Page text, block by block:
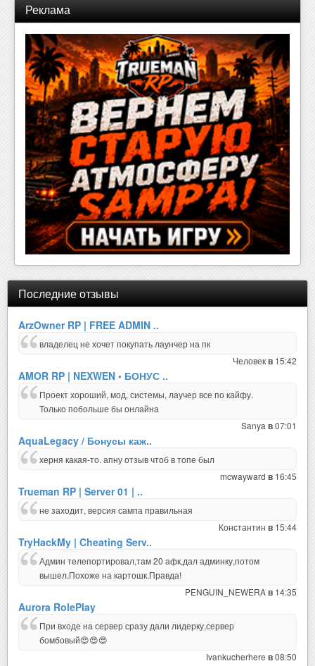
Реклама
Последние отзывы
ArzOwner RP | FREE ADMIN ..
владелец не хочет покупать лаунчер на пк
Человекв 15:42
AMOR RP | NEXWEN • БОНУС ..
Проект хороший, мод, системы, лаучер все по кайфу.
Только побольше бы онлайна
Sanya в07:01
AquaLegacy / Бонусы каж..
херня какая-то. апну отзыв чтоб в топе был
mcwayward в 16:45
Trueman RP | Server 01 | ..
не заходит, версия сампа правильная
Константин в 15:44
TryHackMy | Cheating Serv..
Админ телепортировал,там 20 афк,дал админку,потом
вышел.Похоже на картошк.Правда!
PENGUIN_NEWERAв 14:35
Aurora RolePlay
При входе на сервер сразу дали лидерку,сервер
бомбовый😍😍😍
Ivankucherhere в08:50